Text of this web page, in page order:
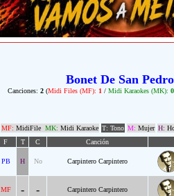
Bonet De San Pedro
Canciones: 2(Midi Files (MF): 1 /Midi Karaokes (MK): 0
MF: MidiFile MK: Midi Karaoke T: Tono M: Mujer H:
F T C Canción
PB H No Carpintero Carpintero
MF - - Carpintero Carpintero